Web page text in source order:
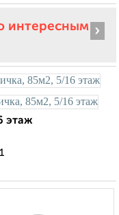
интересным ›
этаж